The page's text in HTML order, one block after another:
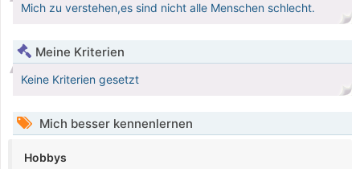
Mich zu verstehen,es sind nicht alle Menschen schlecht.
Meine Kriterien
Keine Kriterien gesetzt
Mich besser kennenlernen
Hobbys